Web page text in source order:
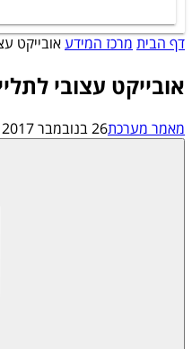
דף הבית מרכז המידעאובייקט
אובייקט עצובי
מאמר מערכת26 בנובמבר 2017